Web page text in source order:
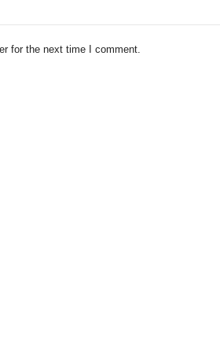
for the next time I comment.